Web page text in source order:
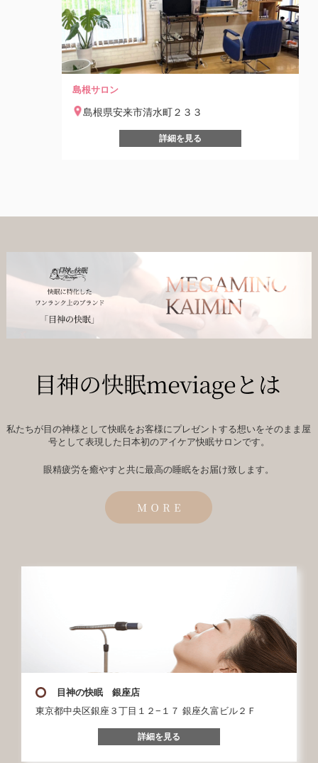
島根サロン
島根県安来市清水町２３３
詳細を見る
私たちが目の神様として快眠をお客様にプレゼントする想いをそのまま屋
号として表現した日本初のアイケア快眠サロンです。
眼精疲労を癒やすと共に最高の睡眠をお届け致します。
目神の快眠 銀座店
東京都中央区銀座３丁目１２−１７ 銀座久富ビル２Ｆ
詳細を見る